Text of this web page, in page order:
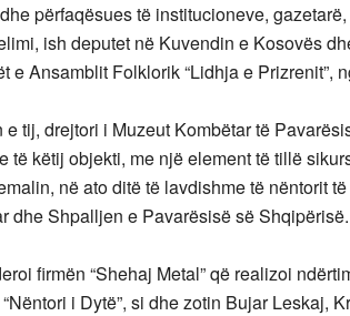
përfaqësues të institucioneve,
ish deputet në Kuvendin e Kosovës
e Ansamblit Folklorik “Lidhja e Prizrenit”,
e tij, drejtori i Muzeut Kombëtar të
të këtij objekti, me një element të tillë
në ato ditë të lavdishme të nëntorit
dhe Shpalljen e Pavarësisë së Shqipërisë.
firmën “Shehaj Metal” që realizoi
i Dytë”, si dhe zotin Bujar Leskaj,